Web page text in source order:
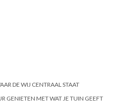
DE WIJ CENTRAAL STAAT
GENIETEN MET WAT JE TUIN GEEFT